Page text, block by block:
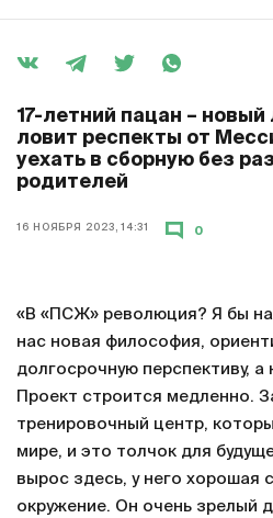
17-летний пацан –
ловит респекты от
уехать в сборную без
родителей
16 НОЯБРЯ 2023, 14:31 0
«В «ПСЖ» революция? Я бы
нас новая философия,
долгосрочную перспективу,
Проект строится медленно.
тренировочный центр,
мире, и это толчок для
вырос здесь, у него хорошая
окружение. Он очень зрелый